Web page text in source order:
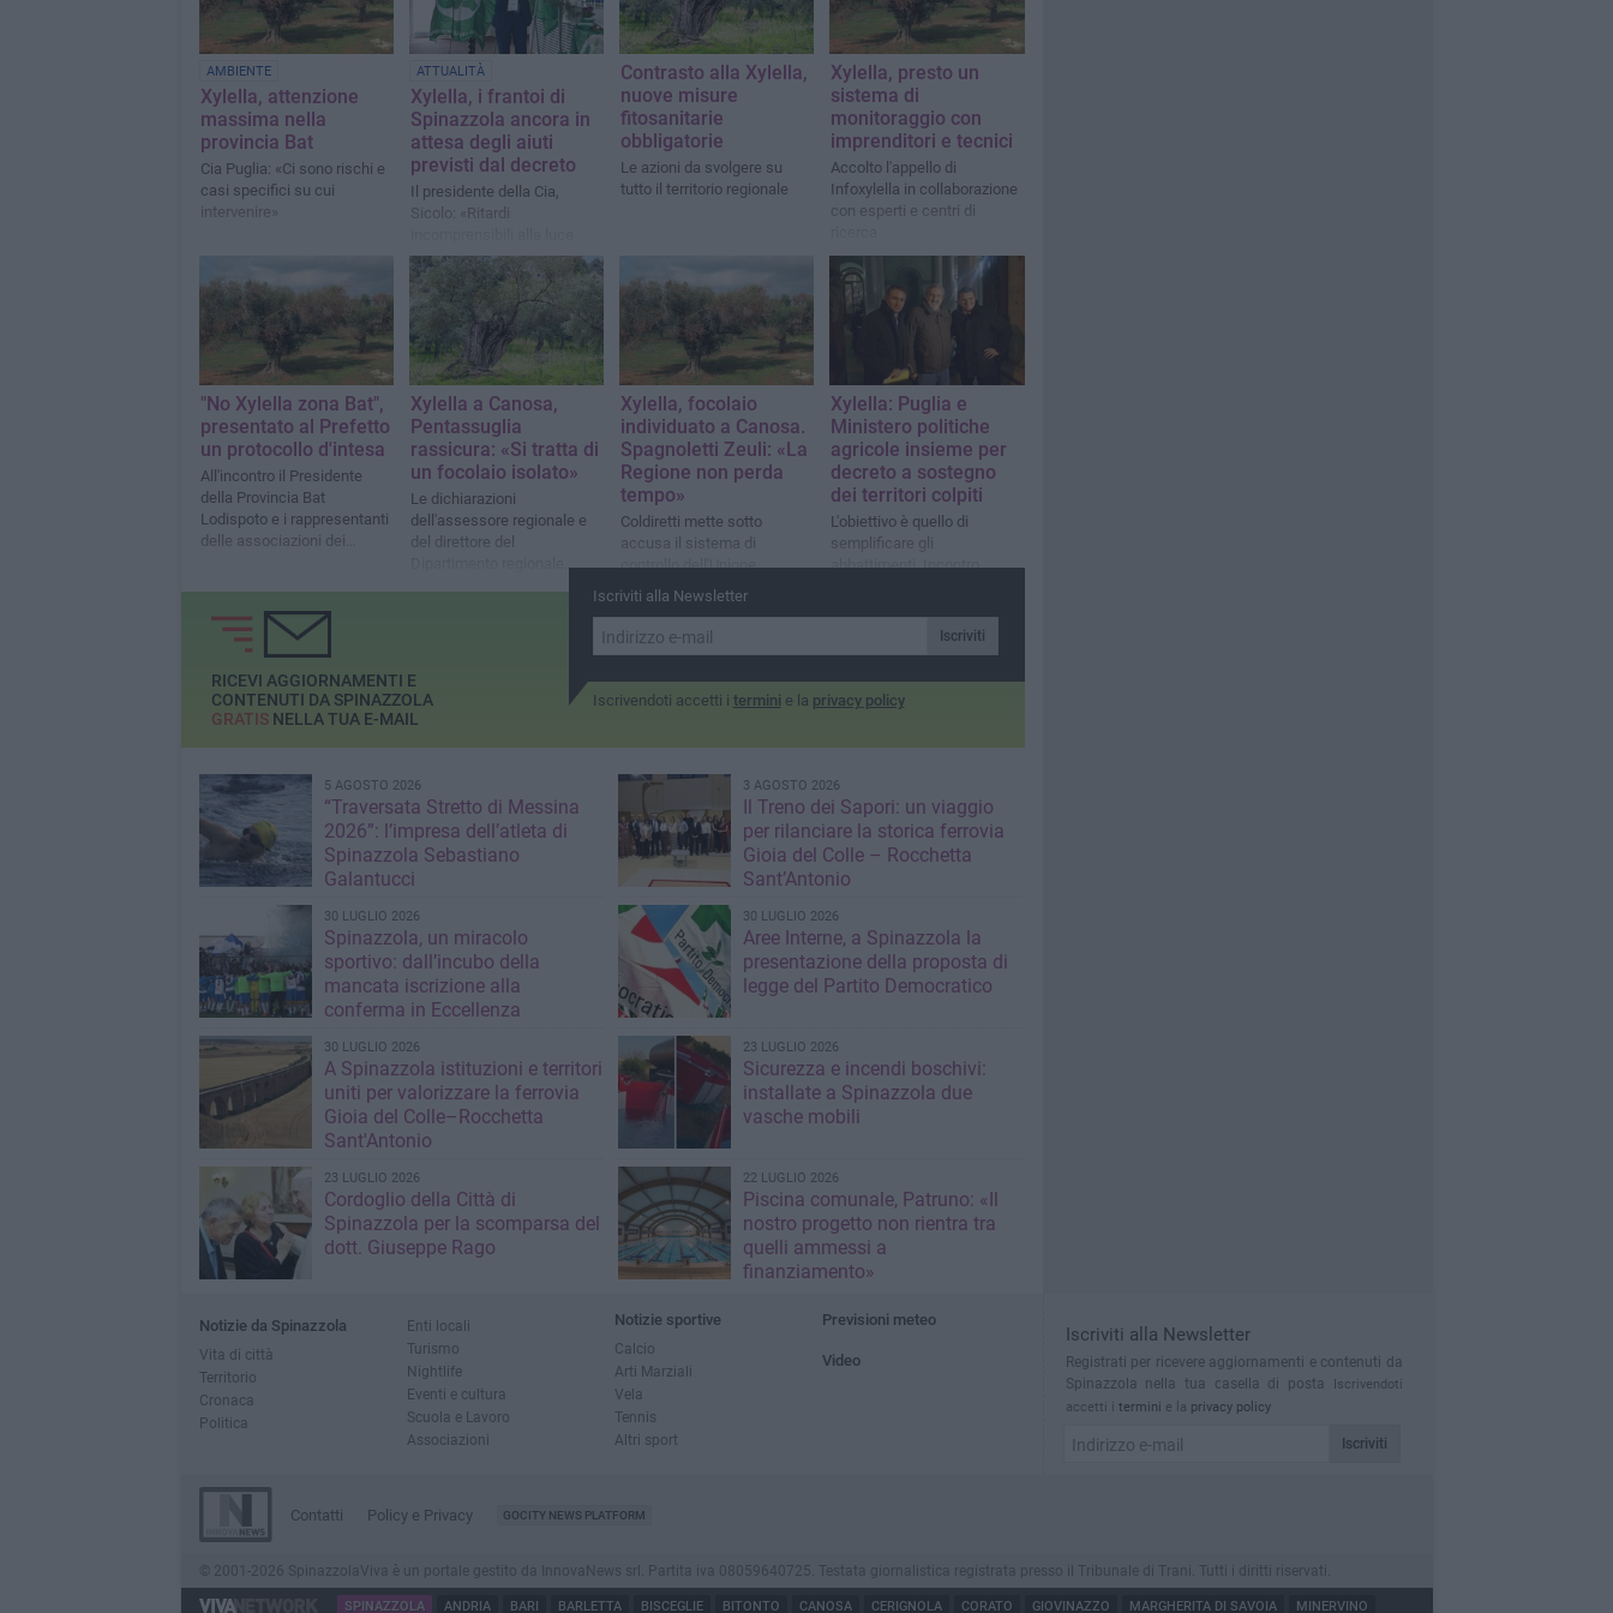
AMBIENTE
Xylella, attenzione
massima nella
provincia Bat
Cia Puglia: «Ci sono rischi e
casi specifici su cui
intervenire»
ATTUALITÀ
Xylella, i frantoi di
Spinazzola ancora in
attesa degli aiuti
previsti dal decreto
Il presidente della Cia,
Sicolo: «Ritardi
degli impegni presi»
Contrasto alla Xylella,
nuove misure
fitosanitarie
obbligatorie
Le azioni da svolgere su
tutto il territorio regionale
Xylella, presto un
sistema di
monitoraggio con
imprenditori e tecnici
Accolto l'appello di
Infoxylella in collaborazione
con esperti e centri di
"No Xylella zona Bat",
presentato al Prefetto
un protocollo d'intesa
All'incontro il Presidente
della Provincia Bat
Lodispoto e i rappresentanti
delle associazioni dei
Xylella a Canosa,
Pentassuglia
rassicura: «Si tratta di
un focolaio isolato»
Le dichiarazioni
dell'assessore regionale e
del direttore del
Xylella, focolaio
individuato a Canosa.
Spagnoletti Zeuli: «La
Regione non perda
tempo»
Coldiretti mette sotto
accusa il sistema di
controllo dell'Unione
Europea
Xylella: Puglia e
Ministero politiche
agricole insieme per
decreto a sostegno
dei territori colpiti
L'obiettivo è quello di
semplificare gli
abbattimenti. Incontro
Iscriviti alla Newsletter
Iscriviti
Iscrivendoti accetti i termini e la privacy policy
RICEVI AGGIORNAMENTI E
CONTENUTI DA SPINAZZOLA
GRATISNELLA TUA E-MAIL
5 AGOSTO 2026
“Traversata Stretto di Messina
2026”: l’impresa dell’atleta di
Spinazzola Sebastiano
Galantucci
3 AGOSTO 2026
Il Treno dei Sapori: un viaggio
per rilanciare la storica ferrovia
Gioia del Colle – Rocchetta
Sant’Antonio
30 LUGLIO 2026
Spinazzola, un miracolo
sportivo: dall’incubo della
mancata iscrizione alla
conferma in Eccellenza
30 LUGLIO 2026
Aree Interne, a Spinazzola la
presentazione della proposta di
legge del Partito Democratico
30 LUGLIO 2026
A Spinazzola istituzioni e territori
uniti per valorizzare la ferrovia
Gioia del Colle–Rocchetta
Sant'Antonio
23 LUGLIO 2026
Sicurezza e incendi boschivi:
installate a Spinazzola due
vasche mobili
23 LUGLIO 2026
Cordoglio della Città di
Spinazzola per la scomparsa del
dott. Giuseppe Rago
22 LUGLIO 2026
Piscina comunale, Patruno: «Il
nostro progetto non rientra tra
quelli ammessi a
finanziamento»
Notizie da Spinazzola
Vita di città
Territorio
Cronaca
Politica
Enti locali
Turismo
Nightlife
Eventi e cultura
Scuola e Lavoro
Associazioni
Notizie sportive
Calcio
Arti Marziali
Vela
Tennis
Altri sport
Previsioni meteo
Video
Iscriviti alla Newsletter
Registrati per ricevere aggiornamenti e contenuti da
Spinazzola nella tua casella di posta
Iscrivendoti
accetti i termini e la privacy policy
Iscriviti
Contatti Policy e Privacy GOCITY NEWS PLATFORM
© 2001-2026 SpinazzolaViva è un portale gestito da InnovaNews srl. Partita iva 08059640725. Testata giornalistica registrata presso il Tribunale di Trani. Tutti i diritti riservati.
SPINAZZOLA ANDRIA BARI BARLETTA BISCEGLIE BITONTO CANOSA CERIGNOLA CORATO GIOVINAZZO MARGHERITA DI SAVOIA MINERVINO